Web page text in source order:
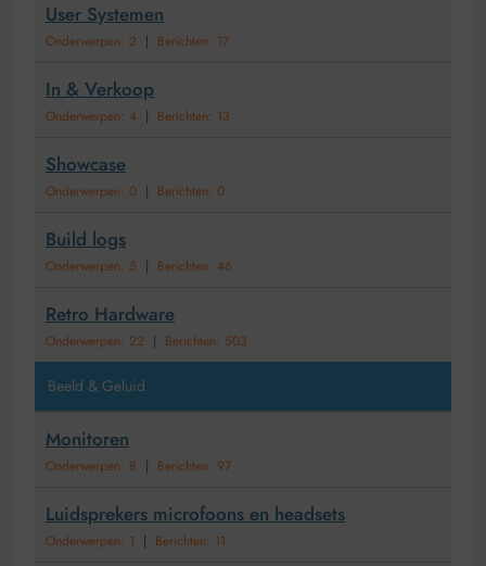
User Systemen
Onderwerpen: 2 | Berichten: 17
In & Verkoop
Onderwerpen: 4 | Berichten: 13
Showcase
Onderwerpen: 0 | Berichten: 0
Build logs
Onderwerpen: 5 | Berichten: 46
Retro Hardware
Onderwerpen: 22 | Berichten: 503
Beeld & Geluid
Monitoren
Onderwerpen: 8 | Berichten: 97
Luidsprekers microfoons en headsets
Onderwerpen: 1 | Berichten: 11